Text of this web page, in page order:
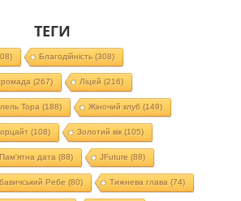
ТЕГИ
Благодійність (308)
(267) Ліцей (216)
Тора (188) Жіночий клуб (149)
(108) Золотий вік(105)
Пам'ятна дата (88) JFuture (88)
Ребе (80) Тижнева глава (74)